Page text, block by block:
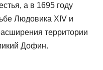
а в 1695 году
Людовика XIV и
территории
Дофин.